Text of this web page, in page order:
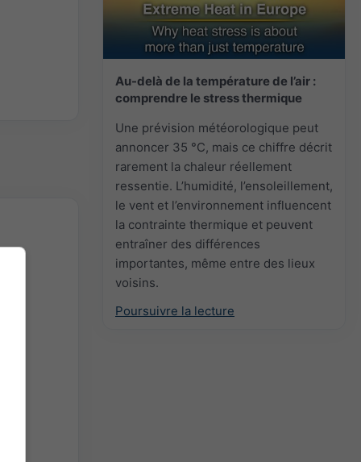
Au-delà de la température de l’air :
comprendre le stress thermique
Une prévision météorologique peut
annoncer 35 °C, mais ce chiffre décrit
rarement la chaleur réellement
ressentie. L’humidité, l’ensoleillement,
le vent et l’environnement influencent
la contrainte thermique et peuvent
entraîner des différences
importantes, même entre des lieux
voisins.
Poursuivre la lecture